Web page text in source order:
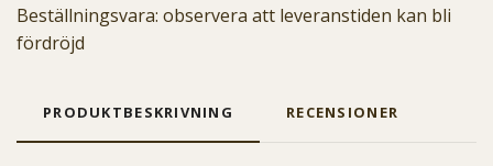
Beställningsvara: observera att leveranstiden kan bli
fördröjd
PRODUKTBESKRIVNING RECENSIONER